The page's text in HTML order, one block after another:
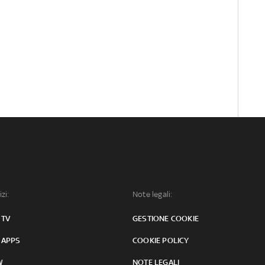
Note legali:
GESTIONE COOKIE
COOKIE POLICY
NOTE LEGALI